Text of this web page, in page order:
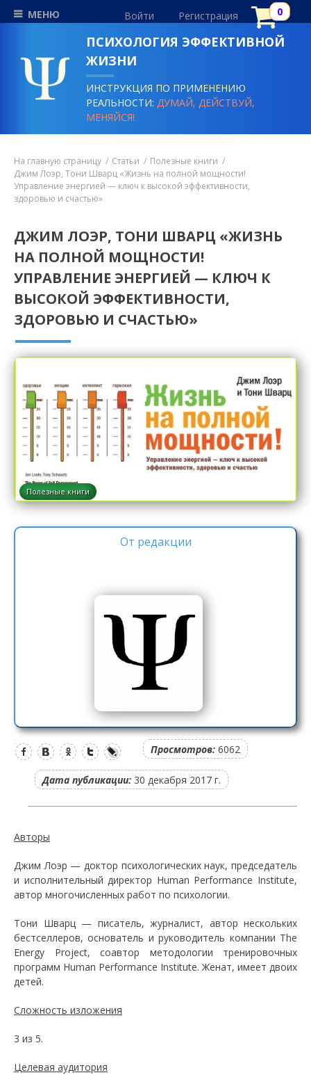
МЕНЮ Войти Регистрация
ПСИХОЛОГИЯ ЭФФЕКТИВНОЙ
ЖИЗНИ
ИНСТРУКЦИЯ ПО ПРИМЕНЕНИЮ
РЕАЛЬНОСТИ:ДУМАЙ, ДЕЙСТВУЙ,
МЕНЯЙСЯ!
На главную страницу Статьи
Полезные книги
Джим Лоэр, Тони Шварц «Жизнь на полной мощности!
Управление энергией — ключ к высокой эффективности,
здоровью и счастью»
ДЖИМ ЛОЭР, ТОНИ ШВАРЦ «ЖИЗНЬ
НА ПОЛНОЙ МОЩНОСТИ!
УПРАВЛЕНИЕ ЭНЕРГИЕЙ — КЛЮЧ К
ВЫСОКОЙ ЭФФЕКТИВНОСТИ,
ЗДОРОВЬЮ И СЧАСТЬЮ»
Полезные книги
От редакции
Просмотров: 6062
Дата публикации: 30 декабря 2017 г.
Авторы
Джим Лоэр — доктор психологических наук, председатель
и исполнительный директор Human Performance Institute,
автор многочисленных работ по психологии.
Тони Шварц — писатель, журналист, автор нескольких
бестселлеров, основатель и руководитель компании The
Energy Project, соавтор методологии тренировочных
программ Human Performance Institute. Женат, имеет двоих
детей.
Сложность изложения
3 из 5.
Целевая аудитория